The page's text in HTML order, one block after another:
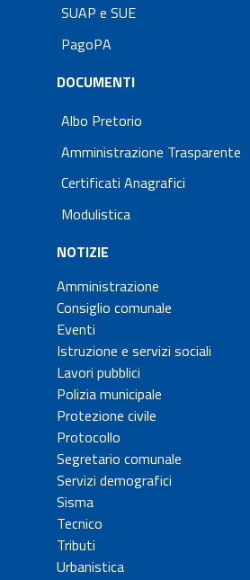
SUAP e SUE
PagoPA
DOCUMENTI
Albo Pretorio
Amministrazione Trasparente
Certificati Anagrafici
Modulistica
NOTIZIE
Amministrazione
Consiglio comunale
Eventi
Istruzione e servizi sociali
Lavori pubblici
Polizia municipale
Protezione civile
Protocollo
Segretario comunale
Servizi demografici
Sisma
Tecnico
Tributi
Urbanistica